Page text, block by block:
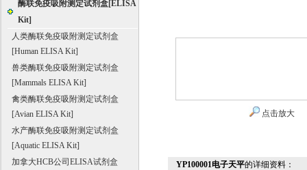
酶联免疫吸附测定试剂盒[ELISA
Kit]
人类酶联免疫吸附测定试剂盒
[Human ELISA Kit]
兽类酶联免疫吸附测定试剂盒
[Mammals ELISA Kit]
禽类酶联免疫吸附测定试剂盒
[Avian ELISA Kit]
水产酶联免疫吸附测定试剂盒
[Aquatic ELISA Kit]
加拿大HCB公司ELISA试剂盒
点击放大
YP100001电子天平的详细资料：